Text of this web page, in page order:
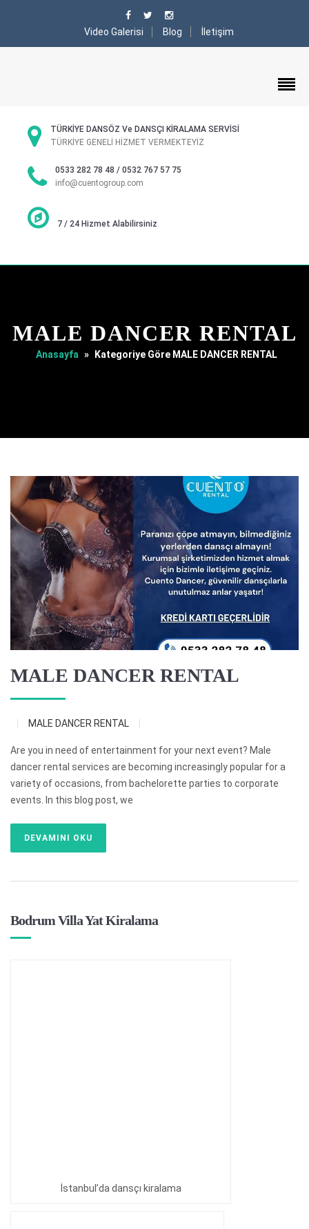
Video Galerisi Blog İletişim
TÜRKİYE DANSÖZ Ve DANSÇI KİRALAMA SERVİSİ
TÜRKİYE GENELİ HİZMET VERMEKTEYİZ
0533 282 78 48 / 0532 767 57 75
info@cuentogroup.com
7 / 24 Hizmet Alabilirsiniz
MALE DANCER RENTAL
Anasayfa » Kategoriye Göre MALE DANCER RENTAL
MALE DANCER RENTAL
MALE DANCER RENTAL
Are you in need of entertainment for your next event? Male
dancer rental services are becoming increasingly popular for a
variety of occasions, from bachelorette parties to corporate
events. In this blog post, we
DEVAMINI OKU
Bodrum Villa Yat Kiralama
İstanbul’da dansçı kiralama